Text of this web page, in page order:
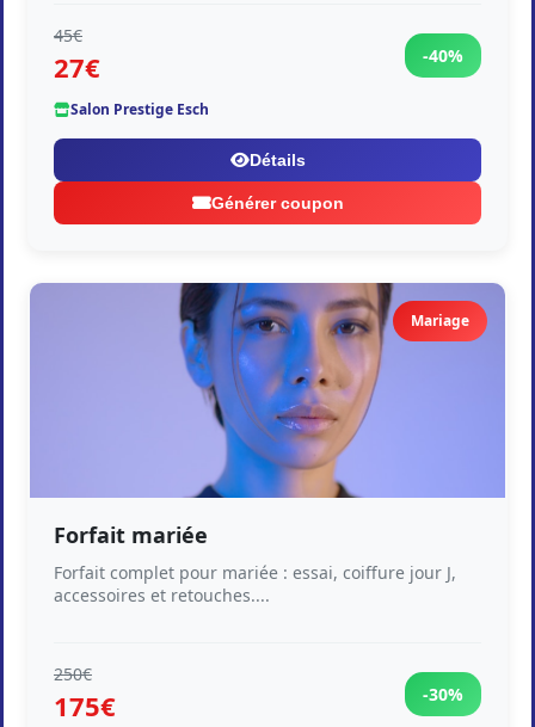
45€
27€ -40%
Salon Prestige Esch
Détails
Générer coupon
Mariage
Forfait mariée
Forfait complet pour mariée : essai, coiffure jour J,
accessoires et retouches....
250€
175€ -30%